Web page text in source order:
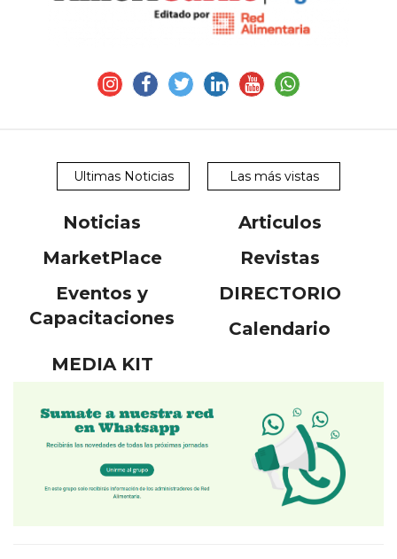
Ultimas Noticias Las más vistas
Noticias
Articulos
MarketPlace
Revistas
Eventos y
Capacitaciones
DIRECTORIO
Calendario
MEDIA KIT